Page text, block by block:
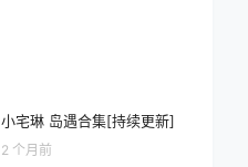
小宅琳 岛遇合集[持续更新]
2 个月前